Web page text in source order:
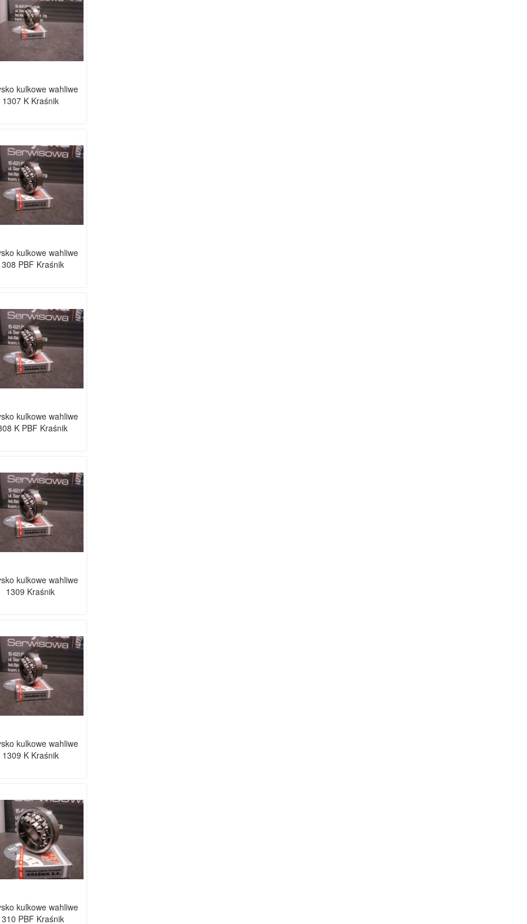
kulkowe wahliwe
1307 K Kraśnik
kulkowe wahliwe
PBF Kraśnik
kulkowe wahliwe
K PBF Kraśnik
kulkowe wahliwe
1309 Kraśnik
kulkowe wahliwe
1309 K Kraśnik
kulkowe wahliwe
PBF Kraśnik